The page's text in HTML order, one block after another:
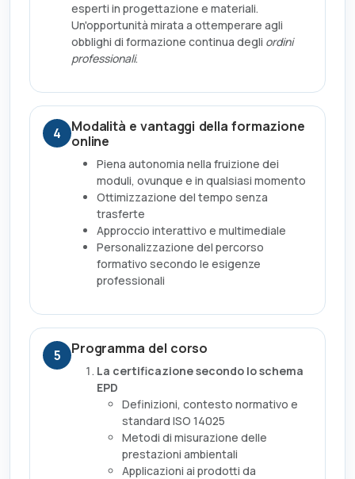
esperti in progettazione e materiali.
Un'opportunità mirata a ottemperare agli
obblighi di formazione continua degli ordini
professionali.
4
Modalità e vantaggi della formazione
online
Piena autonomia nella fruizione dei
moduli, ovunque e in qualsiasi momento
Ottimizzazione del tempo senza
trasferte
Approccio interattivo e multimediale
Personalizzazione del percorso
formativo secondo le esigenze
professionali
5 Programma del corso
La certificazione secondo lo schema
EPD
Definizioni, contesto normativo e
standard ISO 14025
Metodi di misurazione delle
prestazioni ambientali
Applicazioni ai prodotti da